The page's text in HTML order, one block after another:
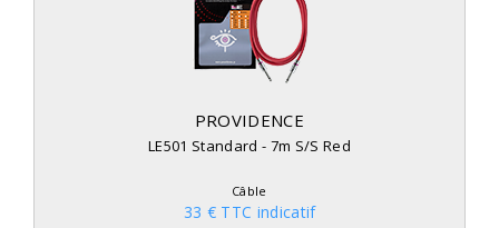
PROVIDENCE
LE501 Standard - 7m S/S Red
Câble
33 € TTC indicatif